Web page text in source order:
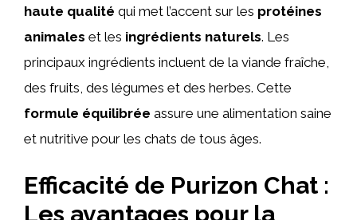
haute qualité qui met l’accent sur les protéines
animales et les ingrédients naturels. Les
principaux ingrédients incluent de la viande fraîche,
des fruits, des légumes et des herbes. Cette
formule équilibrée assure une alimentation saine
et nutritive pour les chats de tous âges.
Efficacité de Purizon Chat :
Les avantages pour la